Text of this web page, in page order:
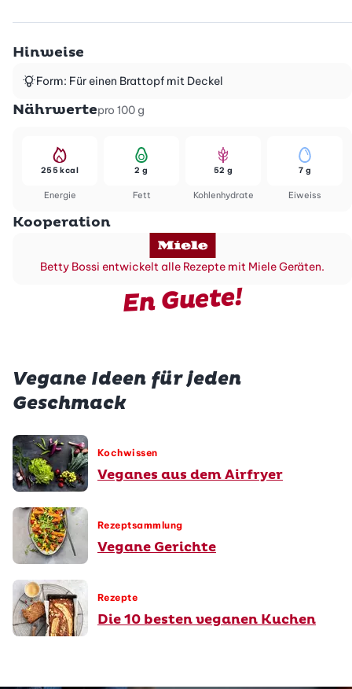
Hinweise
Form: Für einen Brattopf mit Deckel
Nährwertepro 100 g
Energie
255 kcal
Fett
2 g
Kohlenhydrate
52 g
Eiweiss
7 g
Kooperation
Betty Bossi entwickelt alle Rezepte mit Miele Geräten.
En Guete!
Vegane Ideen für jeden
Geschmack
Kochwissen
Veganes aus dem Airfryer
Rezeptsammlung
Vegane Gerichte
Rezepte
Die 10 besten veganen Kuchen